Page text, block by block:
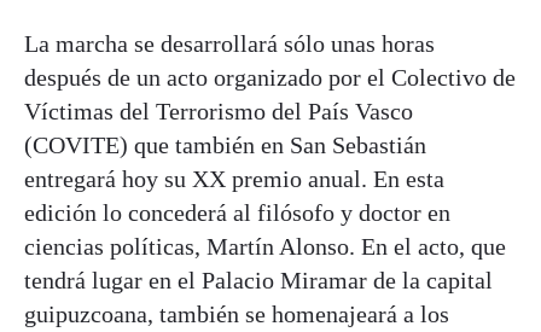
La marcha se desarrollará sólo unas horas
después de un acto organizado por el Colectivo de
Víctimas del Terrorismo del País Vasco
(COVITE) que también en San Sebastián
entregará hoy su XX premio anual. En esta
edición lo concederá al filósofo y doctor en
ciencias políticas, Martín Alonso. En el acto, que
tendrá lugar en el Palacio Miramar de la capital
guipuzcoana, también se homenajeará a los